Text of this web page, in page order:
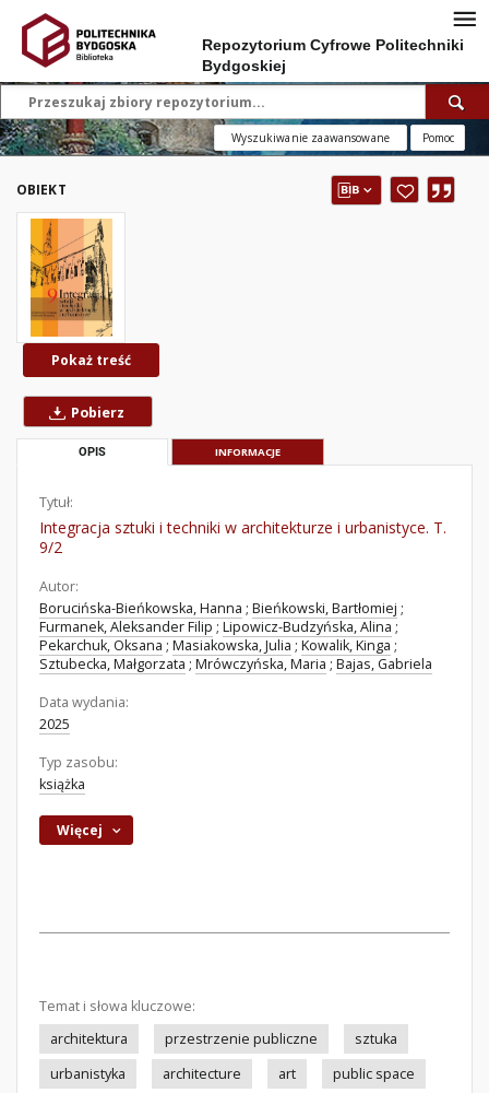
Repozytorium Cyfrowe Politechniki
Bydgoskiej
Wyszukiwanie zaawansowane Pomoc
OBIEKT
Pokaż treść
Pobierz
OPIS INFORMACJE
Tytuł:
Integracja sztuki i techniki w architekturze i urbanistyce. T.
9/2
Autor:
Borucińska-Bieńkowska, Hanna ; Bieńkowski, Bartłomiej ;
Furmanek, Aleksander Filip ; Lipowicz-Budzyńska, Alina ;
Pekarchuk, Oksana ; Masiakowska, Julia ; Kowalik, Kinga ;
Sztubecka, Małgorzata ; Mrówczyńska, Maria ; Bajas, Gabriela
Data wydania:
2025
Typ zasobu:
książka
Więcej
Temat i słowa kluczowe:
architektura
przestrzenie publiczne
sztuka
urbanistyka
architecture art
public space